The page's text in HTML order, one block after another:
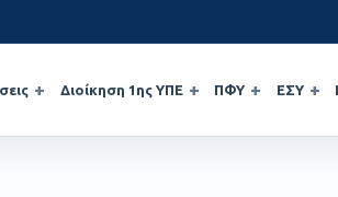
Διοίκηση 1ης ΥΠΕ ΠΦΥ ΕΣΥ